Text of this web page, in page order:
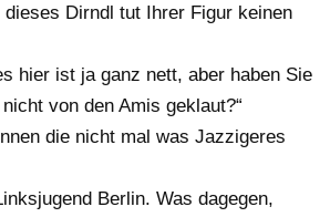
dieses Dirndl tut Ihrer Figur keinen
hier ist ja ganz nett, aber haben Sie
von den Amis geklaut?“
die nicht mal was Jazzigeres
Berlin. Was dagegen,